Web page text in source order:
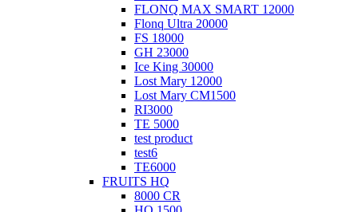
FLONQ MAX SMART 12000
Flonq Ultra 20000
FS 18000
GH 23000
Ice King 30000
Lost Mary 12000
Lost Mary CM1500
RI3000
TE 5000
test product
test6
ТЕ6000
FRUITS HQ
8000 CR